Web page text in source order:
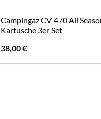
Campingaz CV 470 All
Kartusche 3er Set
38,00€